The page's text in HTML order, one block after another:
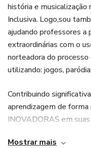
história e musicalização
Inclusiva. Logo,sou
ajudando professores a
extraordinárias com o
norteadora do
utilizando: jogos,
Contribuindo
aprendizagem de
INOVADORAS em
Mostrar mais